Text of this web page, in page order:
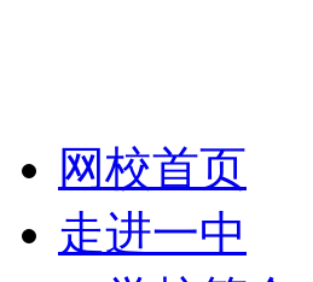
网校首页
走进一中